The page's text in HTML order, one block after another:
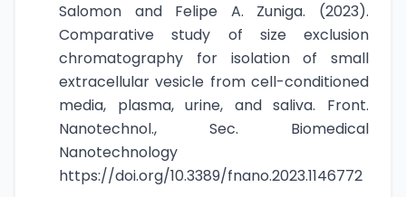
Salomon and Felipe A. Zuniga. (2023).
Comparative study of size exclusion
chromatography for isolation of small
extracellular vesicle from cell-conditioned
media, plasma, urine, and saliva. Front.
Nanotechnol., Sec. Biomedical
Nanotechnology
https://doi.org/10.3389/fnano.2023.1146772